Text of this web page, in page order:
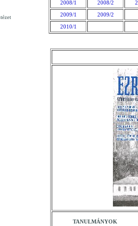
2008/1
2008/2
2009/1
2009/2
2010/1
TANULMÁNYOK